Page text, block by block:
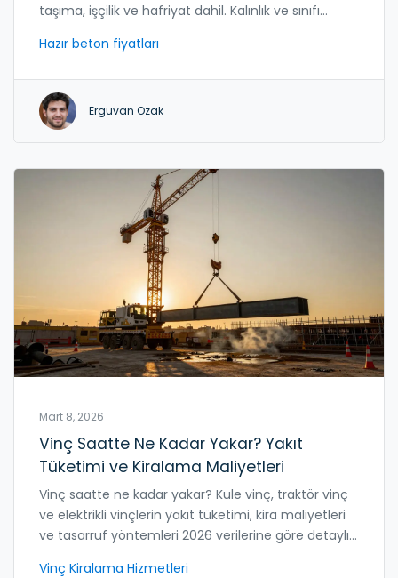
taşıma, işçilik ve hafriyat dahil. Kalınlık ve sınıfı
Hazır beton fiyatları
Erguvan Ozak
Mart 8, 2026
Vinç Saatte Ne Kadar Yakar? Yakıt
Tüketimi ve Kiralama Maliyetleri
Vinç saatte ne kadar yakar? Kule vinç, traktör vinç
ve elektrikli vinçlerin yakıt tüketimi, kira maliyetleri
ve tasarruf yöntemleri 2026 verilerine göre detaylı
Vinç Kiralama Hizmetleri